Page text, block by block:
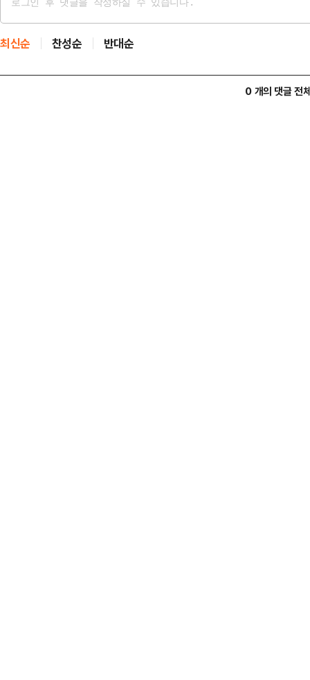
최신순 찬성순 반대순
0 개의 댓글 전